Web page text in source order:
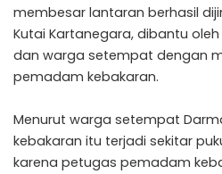
membesar lantaran berhasil
Kutai Kartanegara, dibantu oleh
dan warga setempat dengan
pemadam kebakaran.
Menurut warga setempat
kebakaran itu terjadi sekitar
karena petugas pemadam